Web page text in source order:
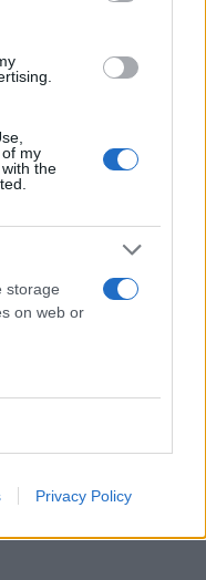
my
the
storage
on web or
Privacy Policy
αστυνομικούς
του με την οποία
με τον σύζυγό
ύστερα από μία
ξημερώματα της